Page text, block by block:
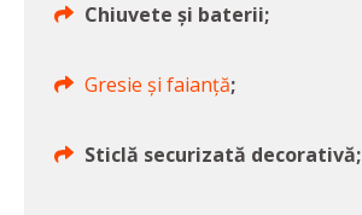
Chiuvete și baterii;
Gresie și faianță;
Sticlă securizată decorativă;